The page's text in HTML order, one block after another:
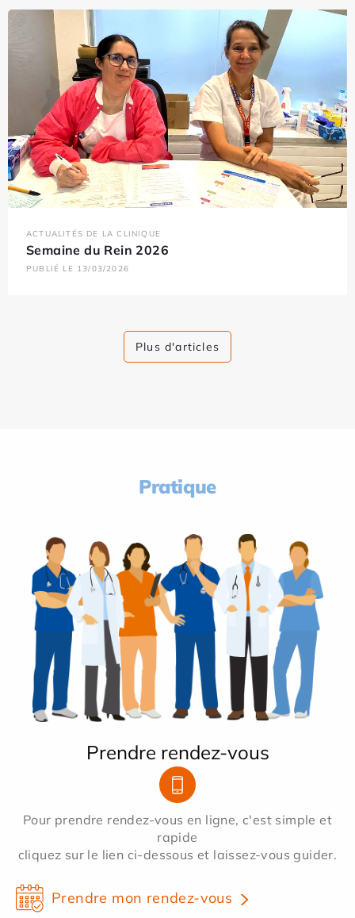
ACTUALITÉS DE LA CLINIQUE
Semaine du Rein 2026
PUBLIÉ LE 13/03/2026
Plus d'articles
Pratique
Prendre rendez-vous
Pour prendre rendez-vous en ligne, c'est simple et
rapide
cliquez sur le lien ci-dessous et laissez-vous guider.
Prendre mon rendez-vous